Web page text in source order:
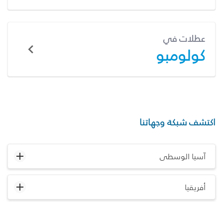
عطلات في
كولومبو
اكتشف شبكة وجهاتنا
آسيا الوسطى
أفريقيا